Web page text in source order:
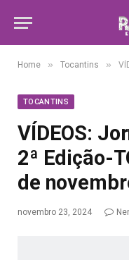
Home » Tocantins »
TOCANTINS
VÍDEOS:
2ª Edição-
de
novembro 23, 2024